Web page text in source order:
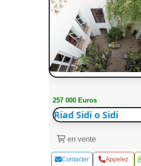
257 000 Euros
Riad Sidi o Sidi
en vente
Contacter Appelez